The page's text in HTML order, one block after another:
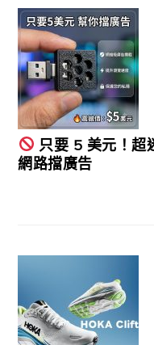
只要 5 美元！超
網路擋廣告